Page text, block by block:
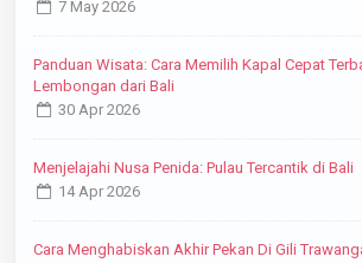
7 May 2026
Panduan Wisata: Cara Memilih Kapal Cepat
Lembongan dari Bali
30 Apr 2026
Menjelajahi Nusa Penida: Pulau Tercantik di Bali
14 Apr 2026
Cara Menghabiskan Akhir Pekan Di Gili